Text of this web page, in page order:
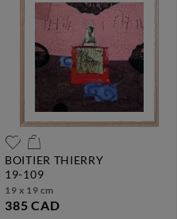
BOITIER THIERRY
19-109
19 x 19 cm
385 CAD